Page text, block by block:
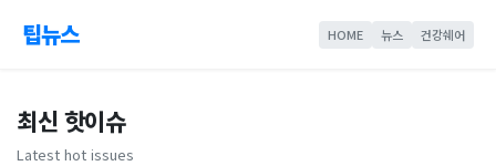
팁뉴스 HOME 뉴스 건강쉐어
최신 핫이슈
Latest hot issues